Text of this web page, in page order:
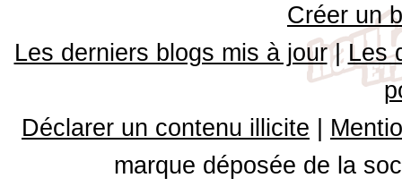
Créer un
Les derniers blogs mis à jour| Les
Déclarer un contenu illicite
marque déposée de la